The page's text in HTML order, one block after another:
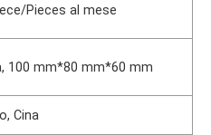
Pieces al mese
100 mm*80 mm*60 mm
Cina